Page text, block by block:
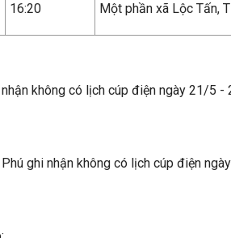
16:20 Một phần xã Lộc Tấn,
không có lịch cúp điện ngày 21/5 -
ghi nhận không có lịch cúp điện